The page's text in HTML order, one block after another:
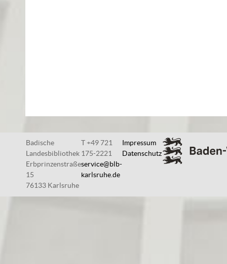
Badische
Landesbibliothek
Erbprinzenstraße
15
76133 Karlsruhe
T +49 721
175-2221
service@blb-
karlsruhe.de
Impressum
Datenschutz